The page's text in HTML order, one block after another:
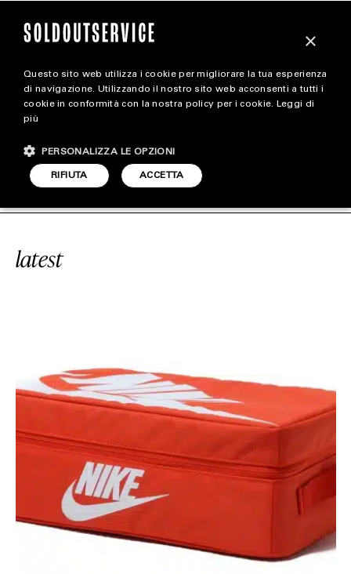
magazine
STYLE
FOOTWEAR
#SHOEBOX SOLDOUTSERVICE
latest
×
Questo sito web utilizza i cookie per migliorare la tua esperienza
di navigazione. Utilizzando il nostro sito web acconsenti a tutti i
cookie in conformità con la nostra policy per i cookie. Leggi di
più
ACCETTA
RIFIUTA
PERSONALIZZA LE OPZIONI